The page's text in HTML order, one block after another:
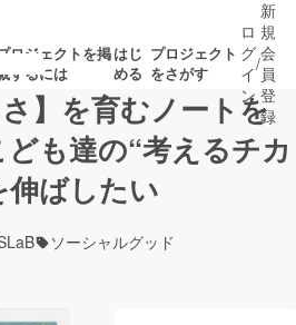
ロジェクトを掲
するには
はじ
める
プロジェクト
をさがす
着プロ募集終了が近いプ
ロ
グ
イ
ン
/
新
規
会
員
登
録
さ】を育むノートを
も達の“考えるチカ
伸ばしたい
ソーシャルグッド